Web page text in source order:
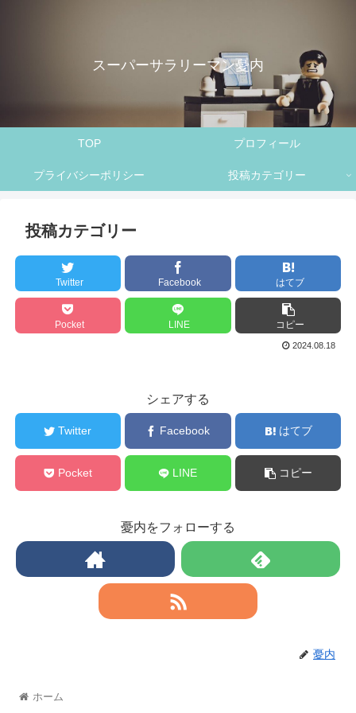
スーパーサラリーマン憂内
TOP プロフィール
プライバシーポリシー 投稿カテゴリー
投稿カテゴリー
Twitter Facebook はてブ
Pocket LINE コピー
2024.08.18
シェアする
Twitter Facebook はてブ
Pocket LINE コピー
憂内をフォローする
憂内
ホーム